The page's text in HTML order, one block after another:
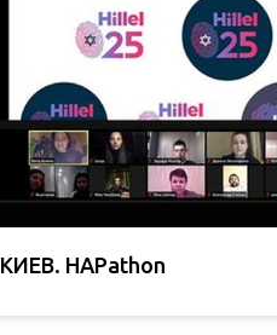
КИЕВ. HAPathon